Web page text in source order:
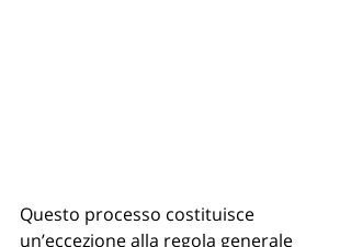
Questo processo costituisce
un’eccezione alla regola generale